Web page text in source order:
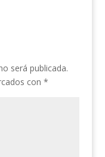
será publicada.
con *